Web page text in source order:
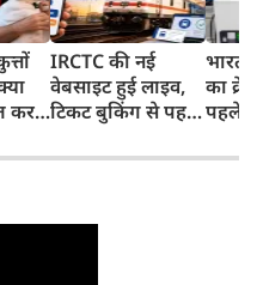
कर
IRCTC की नई
वेबसाइट हुई लाइव,
टिकट बुकिंग से पहले
काम, जानें पूरा
भारत
का
पहले
और